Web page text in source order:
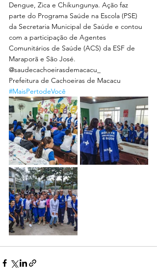
IMPORTANTE
Dengue, Zica e Chikungunya. Ação faz
parte do Programa Saúde na Escola (PSE)
da Secretaria Municipal de Saúde e contou
com a participação de Agentes
Comunitários de Saúde (ACS) da ESF de
Maraporã e São José.
@saudecachoeirasdemacacu_
Prefeitura de Cachoeiras de Macacu
#MaisPertodeVocê